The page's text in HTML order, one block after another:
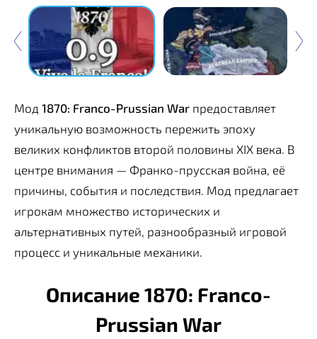
Мод 1870: Franco-Prussian War предоставляет
уникальную возможность пережить эпоху
великих конфликтов второй половины XIX века. В
центре внимания — Франко-прусская война, её
причины, события и последствия. Мод предлагает
игрокам множество исторических и
альтернативных путей, разнообразный игровой
процесс и уникальные механики.
Описание 1870: Franco-
Prussian War